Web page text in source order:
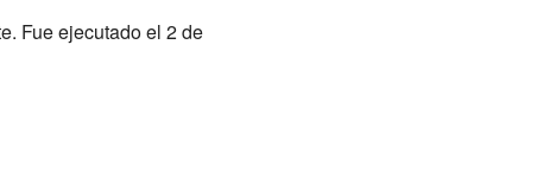
Fue ejecutado el 2 de